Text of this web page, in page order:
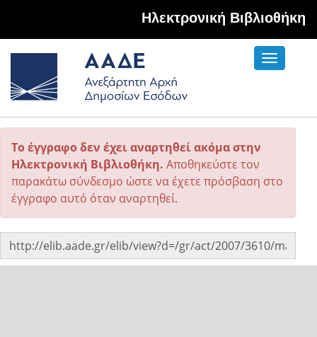
Hλεκτρονική Βιβλιοθήκη
Toggle
Το έγγραφο δεν έχει αναρτηθεί ακόμα στην
Ηλεκτρονική Βιβλιοθήκη. Αποθηκεύστε τον
παρακάτω σύνδεσμο ώστε να έχετε πρόσβαση στο
έγγραφο αυτό όταν αναρτηθεί.